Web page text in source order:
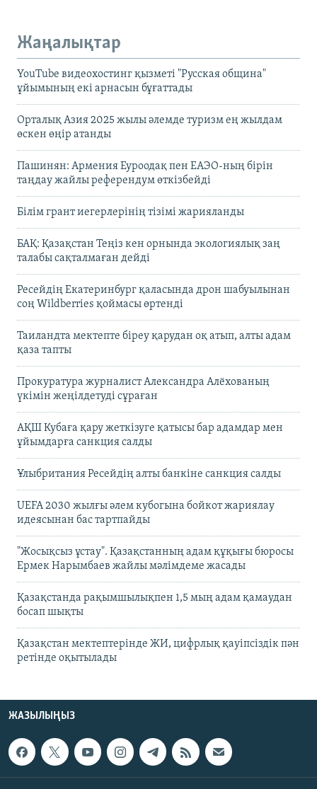
Жаңалықтар
YouTube видеохостинг қызметі "Русская община"
ұйымының екі арнасын бұғаттады
Орталық Азия 2025 жылы әлемде туризм ең жылдам
өскен өңір атанды
Пашинян: Армения Еуроодақ пен ЕАЭО-ның бірін
таңдау жайлы референдум өткізбейді
Білім грант иегерлерінің тізімі жарияланды
БАҚ: Қазақстан Теңіз кен орнында экологиялық заң
талабы сақталмаған дейді
Ресейдің Екатеринбург қаласында дрон шабуылынан
соң Wildberries қоймасы өртенді
Таиландта мектепте біреу қарудан оқ атып, алты адам
қаза тапты
Прокуратура журналист Александра Алёхованың
үкімін жеңілдетуді сұраған
АҚШ Кубаға қару жеткізуге қатысы бар адамдар мен
ұйымдарға санкция салды
Ұлыбритания Ресейдің алты банкіне санкция салды
UEFA 2030 жылғы әлем кубогына бойкот жариялау
идеясынан бас тартпайды
"Жосықсыз ұстау". Қазақстанның адам құқығы бюросы
Ермек Нарымбаев жайлы мәлімдеме жасады
Қазақстанда рақымшылықпен 1,5 мың адам қамаудан
босап шықты
Қазақстан мектептерінде ЖИ, цифрлық қауіпсіздік пән
ретінде оқытылады
ЖАЗЫЛЫҢЫЗ